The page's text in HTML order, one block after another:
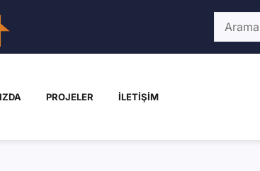
PROJELER İLETIŞIM